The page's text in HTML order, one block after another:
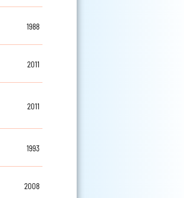
1988
2011
2011
1993
2008